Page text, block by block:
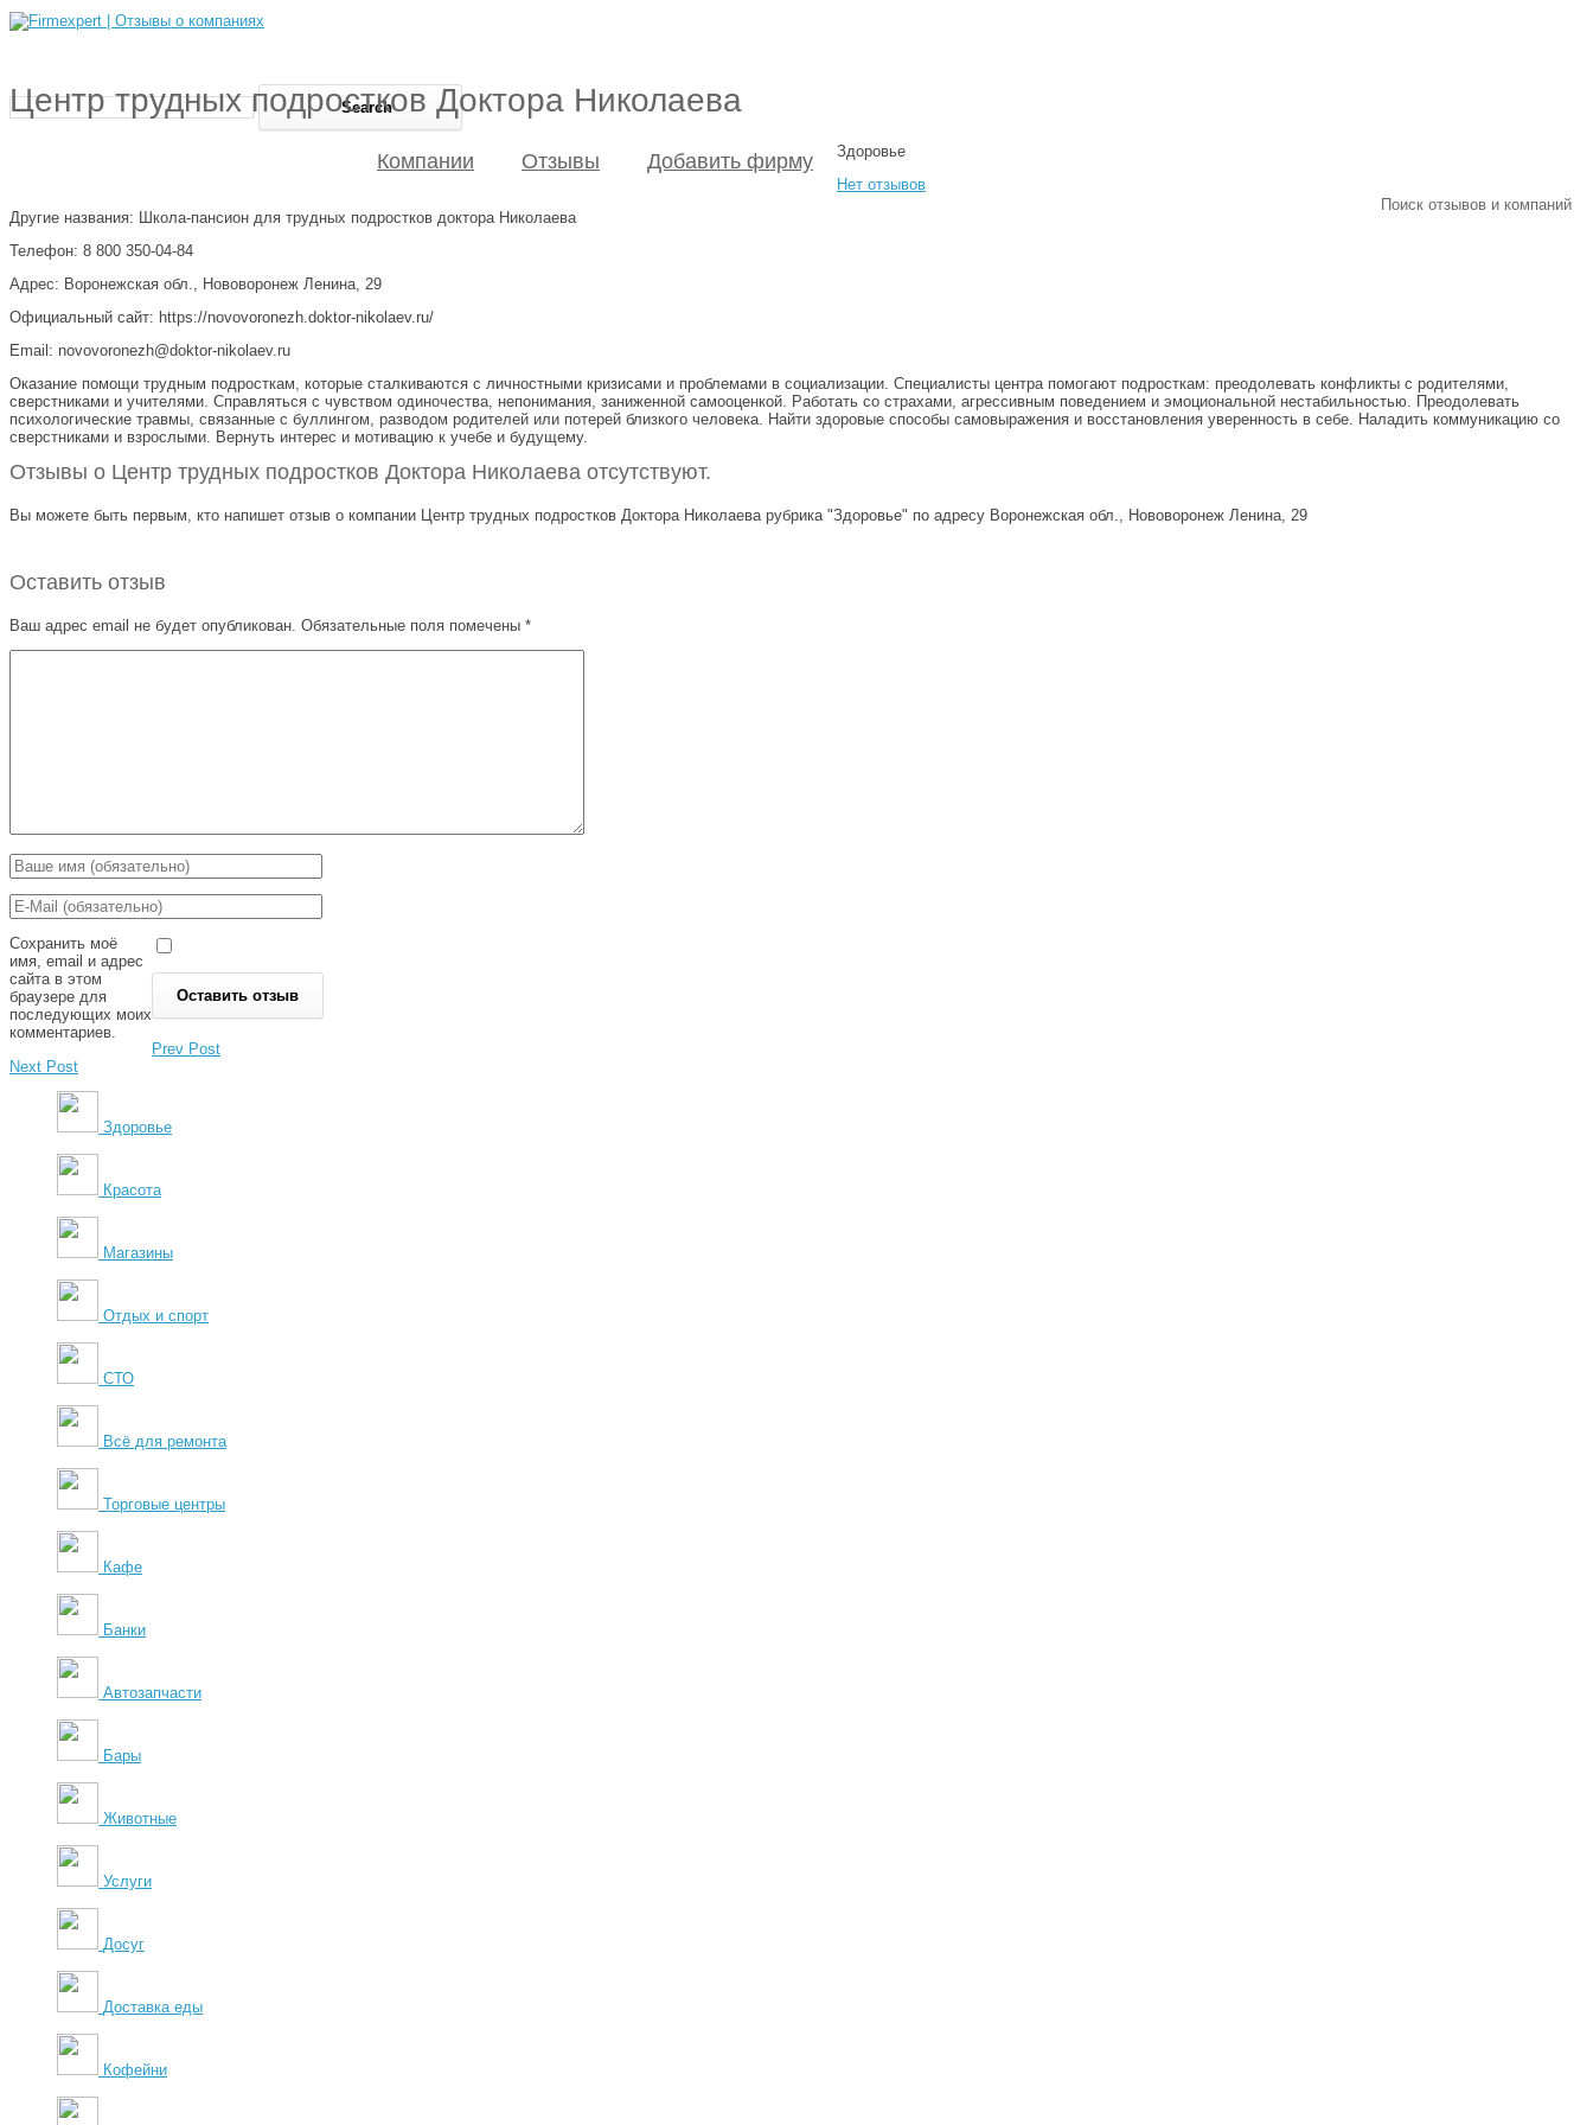
Поиск отзывов и компаний
Компании Отзывы Добавить фирму
Центр трудных подростков Доктора Николаева
Здоровье
Нет отзывов
Другие названия: Школа-пансион для трудных подростков доктора Николаева
Телефон: 8 800 350-04-84
Адрес: Воронежская обл., Нововоронеж Ленина, 29
Официальный сайт: https://novovoronezh.doktor-nikolaev.ru/
Email: novovoronezh@doktor-nikolaev.ru
Оказание помощи трудным подросткам, которые сталкиваются с личностными кризисами и проблемами в социализации. Специалисты центра помогают подросткам: преодолевать конфликты с родителями,
сверстниками и учителями. Справляться с чувством одиночества, непонимания, заниженной самооценкой. Работать со страхами, агрессивным поведением и эмоциональной нестабильностью. Преодолевать
психологические травмы, связанные с буллингом, разводом родителей или потерей близкого человека. Найти здоровые способы самовыражения и восстановления уверенность в себе. Наладить коммуникацию со
сверстниками и взрослыми. Вернуть интерес и мотивацию к учебе и будущему.
Отзывы о Центр трудных подростков Доктора Николаева отсутствуют.
Вы можете быть первым, кто напишет отзыв о компании Центр трудных подростков Доктора Николаева рубрика "Здоровье" по адресу Воронежская обл., Нововоронеж Ленина, 29
Оставить отзыв
Ваш адрес email не будет опубликован. Обязательные поля помечены *
Сохранить моё
имя, email и адрес
сайта в этом
браузере для
последующих моих
комментариев.
Prev Post
Next Post
Здоровье
Красота
Магазины
Отдых и спорт
СТО
Всё для ремонта
Торговые центры
Кафе
Банки
Автозапчасти
Бары
Животные
Услуги
Досуг
Доставка еды
Кофейни